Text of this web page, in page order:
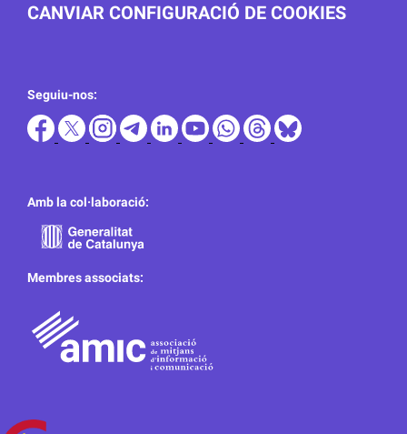
CANVIAR CONFIGURACIÓ DE COOKIES
Seguiu-nos:
Amb la col·laboració:
Membres associats: